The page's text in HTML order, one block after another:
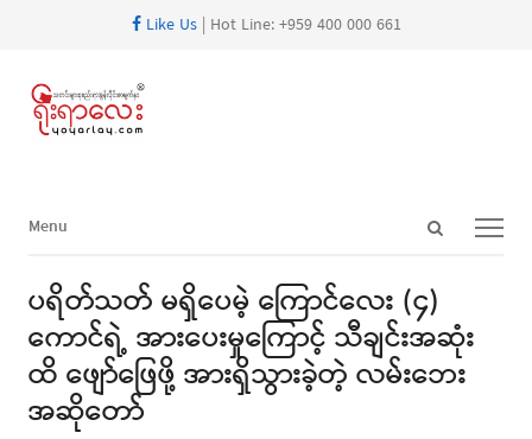
Like Us| Hot Line: +959 400 000 661
Open
Menu
Menu
ပရိတ်သတ် မရှိပေမဲ့ ကြောင်လေး (၄)
ကောင်ရဲ့ အားပေးမှုကြောင့် သီချင်းအဆုံး
ထိ ဖျော်ဖြေဖို့ အားရှိသွားခဲ့တဲ့ လမ်းဘေး
အဆိုတော်